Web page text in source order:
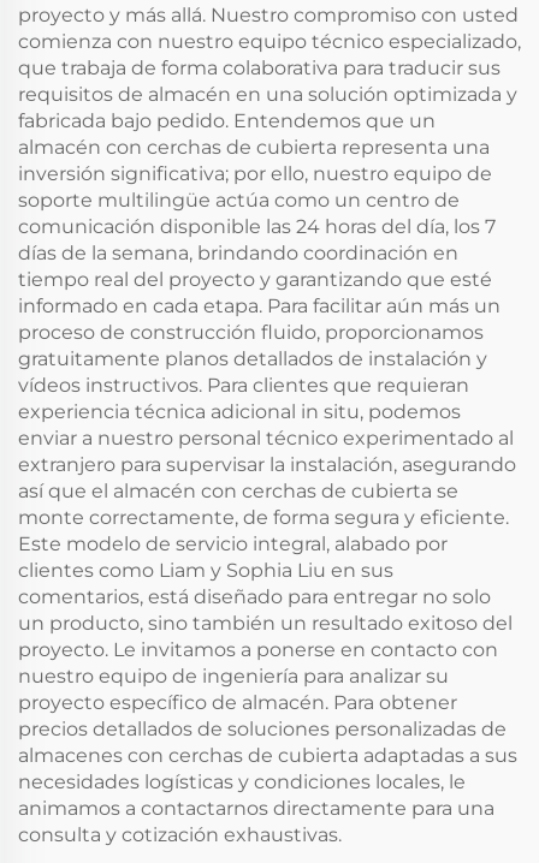
proyecto y más allá. Nuestro compromiso con usted
comienza con nuestro equipo técnico especializado,
que trabaja de forma colaborativa para traducir sus
requisitos de almacén en una solución optimizada y
fabricada bajo pedido. Entendemos que un
almacén con cerchas de cubierta representa una
inversión significativa; por ello, nuestro equipo de
soporte multilingüe actúa como un centro de
comunicación disponible las 24 horas del día, los 7
días de la semana, brindando coordinación en
tiempo real del proyecto y garantizando que esté
informado en cada etapa. Para facilitar aún más un
proceso de construcción fluido, proporcionamos
gratuitamente planos detallados de instalación y
vídeos instructivos. Para clientes que requieran
experiencia técnica adicional in situ, podemos
enviar a nuestro personal técnico experimentado al
extranjero para supervisar la instalación, asegurando
así que el almacén con cerchas de cubierta se
monte correctamente, de forma segura y eficiente.
Este modelo de servicio integral, alabado por
clientes como Liam y Sophia Liu en sus
comentarios, está diseñado para entregar no solo
un producto, sino también un resultado exitoso del
proyecto. Le invitamos a ponerse en contacto con
nuestro equipo de ingeniería para analizar su
proyecto específico de almacén. Para obtener
precios detallados de soluciones personalizadas de
almacenes con cerchas de cubierta adaptadas a sus
necesidades logísticas y condiciones locales, le
animamos a contactarnos directamente para una
consulta y cotización exhaustivas.